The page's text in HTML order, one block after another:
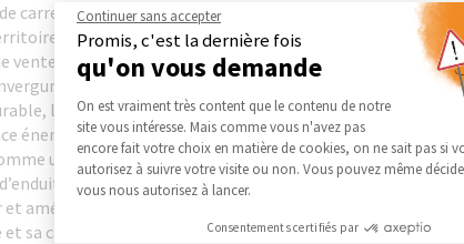
carrelage, en passant par l’isolation et la préparation des
français, Weber s’appuie sur un réseau solide
vente. Cette proximité lui permet d’assurer une grande
et leur complexité.
la marque œuvre également pour proposer des
énergétique des bâtiments et à la réduction de leur impact
un acteur incontournable dans le domaine des
de mortiers et de systèmes techniques pour les
améliorer la performance des habitats sur le long terme.
et sa capacité d’innovation, Weber développe des
Continuer sans accepter
Promis, c'est la dernière fois
qu'on vous demande
Plateforme de Gestion du
On est vraiment très content que le contenu de notre
site vous intéresse. Mais comme vous n'avez pas
encore fait votre choix en matière de cookies, on ne sait pas si
autorisez à suivre votre visite ou non. Vous pouvez même
vous nous autorisez à lancer.
Consentements certifiés par
Axeptio consent